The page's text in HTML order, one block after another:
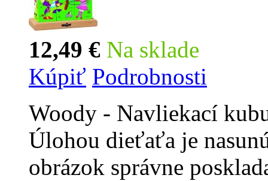
12,49 € Na sklade
Kúpiť Podrobnosti
Woody - Navliekací
Úlohou dieťaťa je
obrázok správne